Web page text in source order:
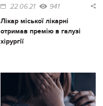
22.06.21 941
Лікар міської лікарні
отримав премію в галузі
хірургії